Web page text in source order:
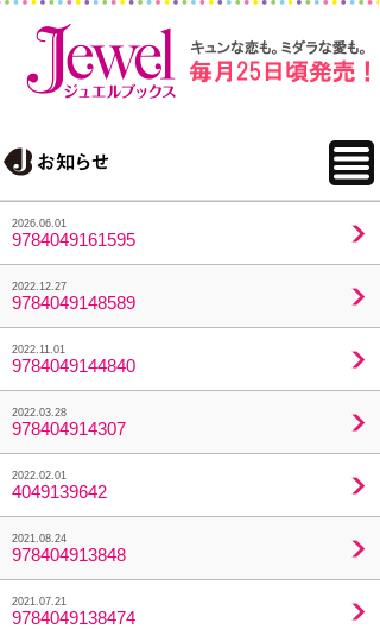
2026.06.01
9784049161595
2022.12.27
9784049148589
2022.11.01
9784049144840
2022.03.28
978404914307
2022.02.01
4049139642
2021.08.24
978404913848
2021.07.21
9784049138474